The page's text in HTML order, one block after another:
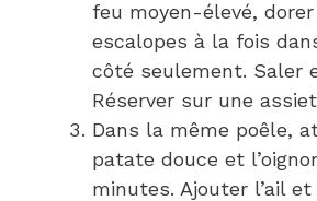
feu moyen-élevé,
escalopes à la fois
côté seulement. Saler
Réserver sur une
Dans la même poêle,
patate douce et
minutes. Ajouter l’ail